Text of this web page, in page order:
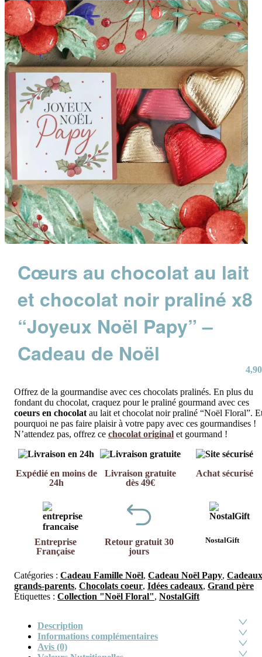
Cœurs au chocolat au lait
et chocolat noir praliné x8
“Joyeux Noël Papy” –
Cadeau de Noël
4,90
Offrez de la gourmandise avec ces chocolats pralinés. En plus du
fondant du chocolat, craquez pour le praliné gourmand avec ces
coeurs en chocolat au lait et chocolat noir praliné “Noël Floral”.
pourquoi ne pas faire plaisir à votre papy avec ces gourmandises !
N’attendez pas, offrez ce chocolat original et gourmand !
Expédié en moins de
24h
Livraison gratuite
dès 49€
Achat sécurisé
Entreprise
Française
Retour gratuit 30
jours
NostalGift
Catégories : Cadeau Famille Noël, Cadeau Noël Papy, Cadeaux
grands-parents, Chocolats coeur, Idées cadeaux, Grand père
Étiquettes : Collection "Noël Floral", NostalGift
Description
Informations complémentaires
Avis (0)